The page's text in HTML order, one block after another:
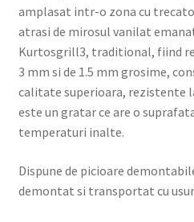
amplasat intr-o zona cu
atrasi de mirosul vanilat
Kurtosgrill3, traditional, fiind
3 mm si de 1.5 mm grosime,
calitate superioara, rezistente
este un gratar ce are o
temperaturi inalte.
Dispune de picioare
demontat si transportat cu